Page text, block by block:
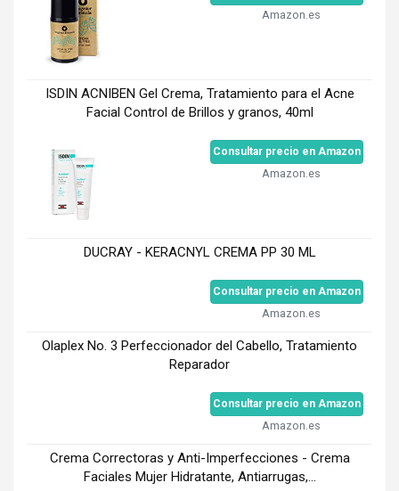
Amazon.es
ISDIN ACNIBEN Gel Crema, Tratamiento para el Acne
Facial Control de Brillos y granos, 40ml
Consultar precio en Amazon
Amazon.es
DUCRAY - KERACNYL CREMA PP 30 ML
Consultar precio en Amazon
Amazon.es
Olaplex No. 3 Perfeccionador del Cabello, Tratamiento
Reparador
Consultar precio en Amazon
Amazon.es
Crema Correctoras y Anti-Imperfecciones - Crema
Faciales Mujer Hidratante, Antiarrugas,...